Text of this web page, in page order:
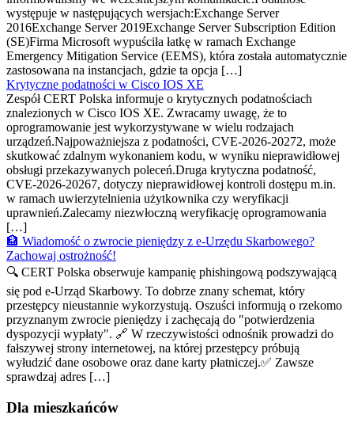
występuje w następujących wersjach:Exchange Server
2016Exchange Server 2019Exchange Server Subscription Edition
(SE)Firma Microsoft wypuściła łatkę w ramach Exchange
Emergency Mitigation Service (EEMS), która została automatycznie
zastosowana na instancjach, gdzie ta opcja […]
Krytyczne podatności w Cisco IOS XE
Zespół CERT Polska informuje o krytycznych podatnościach
znalezionych w Cisco IOS XE. Zwracamy uwagę, że to
oprogramowanie jest wykorzystywane w wielu rodzajach
urządzeń.Najpoważniejsza z podatności, CVE-2026-20272, może
skutkować zdalnym wykonaniem kodu, w wyniku nieprawidłowej
obsługi przekazywanych poleceń.Druga krytyczna podatność,
CVE-2026-20267, dotyczy nieprawidłowej kontroli dostępu m.in.
w ramach uwierzytelnienia użytkownika czy weryfikacji
uprawnień.Zalecamy niezwłoczną weryfikację oprogramowania
[…]
🏦 Wiadomość o zwrocie pieniędzy z e-Urzędu Skarbowego?
Zachowaj ostrożność!
🔍 CERT Polska obserwuje kampanię phishingową podszywającą
się pod e-Urząd Skarbowy. To dobrze znany schemat, który
przestępcy nieustannie wykorzystują. Oszuści informują o rzekomo
przyznanym zwrocie pieniędzy i zachęcają do "potwierdzenia
dyspozycji wypłaty". 🔗 W rzeczywistości odnośnik prowadzi do
fałszywej strony internetowej, na której przestępcy próbują
wyłudzić dane osobowe oraz dane karty płatniczej.✅ Zawsze
sprawdzaj adres […]
Dla mieszkańców